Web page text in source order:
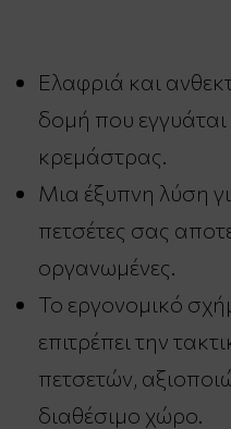
Ελαφριά και
δομή που εγγυάται
κρεμάστρας.
Μια έξυπνη λύση
πετσέτες σας
οργανωμένες.
Το εργονομικό
επιτρέπει την
πετσετών,
διαθέσιμο χώρο.